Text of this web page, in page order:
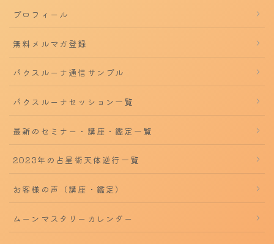
プロフィール
無料メルマガ登録
パクスルーナ通信サンプル
パクスルーナセッション一覧
最新のセミナー・講座・鑑定一覧
2023年の占星術天体逆行一覧
お客様の声（講座・鑑定）
ムーンマスタリーカレンダー